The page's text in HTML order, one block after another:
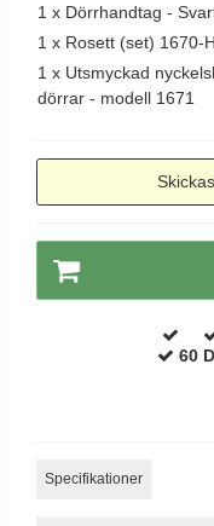
1 x Dörrhandtag -
1 x Rosett (set) 1670-
1 x Utsmyckad
dörrar - modell 1671
60
Specifikationer